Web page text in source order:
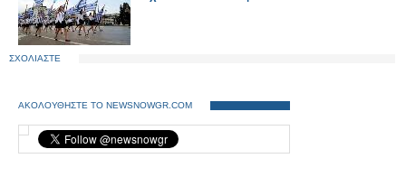
ΣΧΟΛΙΑΣΤΕ
ΑΚΟΛΟΥΘΗΣΤΕ ΤΟ NEWSNOWGR.COM